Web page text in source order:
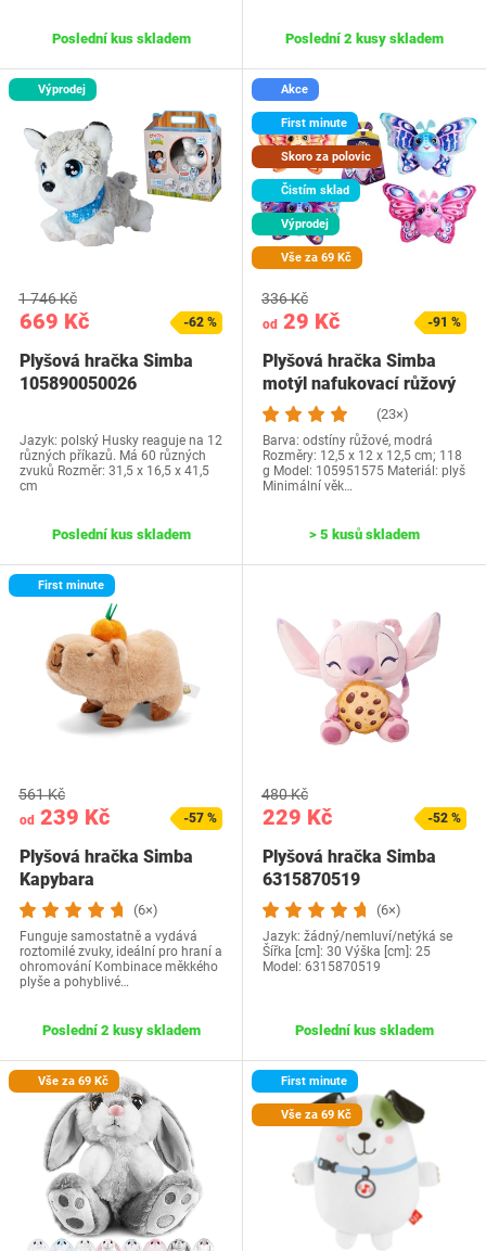
Poslední kus skladem Poslední 2 kusy skladem
Výprodej
669 Kč
1 746 Kč
-62 %
Plyšová hračka Simba
105890050026
Jazyk: polský Husky reaguje na 12
různých příkazů. Má 60 různých
zvuků Rozměr: 31,5 x 16,5 x 41,5
cm
Poslední kus skladem
Akce
First minute
Skoro za polovic
Čistím sklad
Výprodej
Vše za 69 Kč
od 29 Kč
336 Kč
-91 %
Plyšová hračka Simba
motýl nafukovací růžový
(23×)
Barva: odstíny růžové, modrá
Rozměry: 12,5 x 12 x 12,5 cm; 118
g Model: ‎105951575 Materiál: plyš
Minimální věk…
> 5 kusů skladem
First minute
od 239 Kč
561 Kč
-57 %
Plyšová hračka Simba
Kapybara
(6×)
Funguje samostatně a vydává
roztomilé zvuky, ideální pro hraní a
ohromování Kombinace měkkého
plyše a pohyblivé…
Poslední 2 kusy skladem
229 Kč
480 Kč
-52 %
Plyšová hračka Simba
6315870519
(6×)
Jazyk: žádný/nemluví/netýká se
Šířka [cm]: 30 Výška [cm]: 25
Model: 6315870519
Poslední kus skladem
Vše za 69 Kč First minute
Vše za 69 Kč